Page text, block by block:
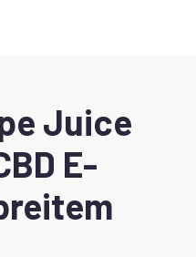
Juice
E-